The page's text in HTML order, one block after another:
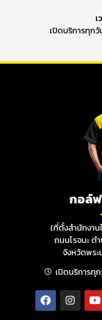
เปิดบริการทุก
กอล์
(ที่ตั้งสำนักงา
ถนนโรจนะ ต
จังหวัดพระ
เปิดบริการทุ